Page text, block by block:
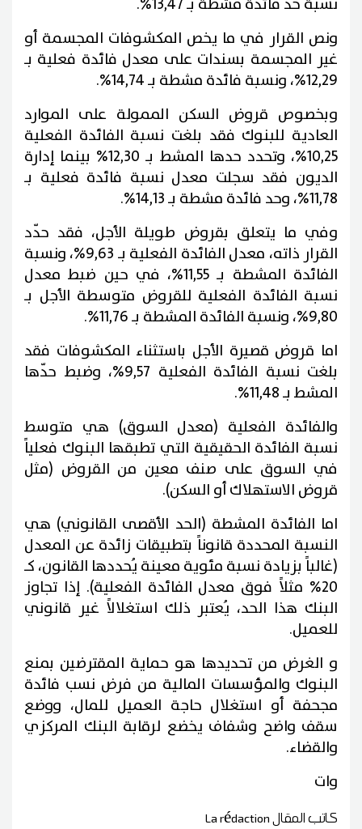
ونص القرار في ما يخص المكشوفات المجسمة أو
غير المجسمة بسندات على معدل فائدة فعلية بـ
12,29%، ونسبة فائدة مشطة بـ 14,74%.
وبخصوص قروض السكن الممولة على الموارد
العادية للبنوك فقد بلغت نسبة الفائدة الفعلية
10,25%، وتحدد حدها المشط بـ 12,30% بينما إدارة
الديون فقد سجلت معدل نسبة فائدة فعلية بـ
11,78%، وحد فائدة مشطة بـ 14,13%.
وفي ما يتعلق بقروض طويلة الأجل، فقد حدّد
القرار ذاته، معدل الفائدة الفعلية بـ 9,63%، ونسبة
الفائدة المشطة بـ 11,55%، في حين ضبط معدل
نسبة الفائدة الفعلية للقروض متوسطة الأجل بـ
9,80%، ونسبة الفائدة المشطة بـ 11,76%.
اما قروض قصيرة الأجل باستثناء المكشوفات فقد
بلغت نسبة الفائدة الفعلية 9,57%، وضبط حدّها
المشط بـ 11,48%.
والفائدة الفعلية (معدل السوق) هي متوسط
نسبة الفائدة الحقيقية التي تطبقها البنوك فعلياً
في السوق على صنف معين من القروض (مثل
قروض الاستهلاك أو السكن).
اما الفائدة المشطة (الحد الأقصى القانوني) هي
النسبة المحددة قانوناً بتطبيقات زائدة عن المعدل
(غالباً بزيادة نسبة مئوية معينة يُحددها القانون، كـ
20% مثلاً فوق معدل الفائدة الفعلية). إذا تجاوز
البنك هذا الحد، يُعتبر ذلك استغلالاً غير قانوني
للعميل.
و الغرض من تحديدها هو حماية المقترضين بمنع
البنوك والمؤسسات المالية من فرض نسب فائدة
مجحفة أو استغلال حاجة العميل للمال، ووضع
سقف واضح وشفاف يخضع لرقابة البنك المركزي
والقضاء.
وات
كاتب المقالLa rédaction